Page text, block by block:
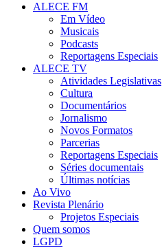
ALECE FM
Em Vídeo
Musicais
Podcasts
Reportagens Especiais
ALECE TV
Atividades Legislativas
Cultura
Documentários
Jornalismo
Novos Formatos
Parcerias
Reportagens Especiais
Séries documentais
Últimas notícias
Ao Vivo
Revista Plenário
Projetos Especiais
Quem somos
LGPD